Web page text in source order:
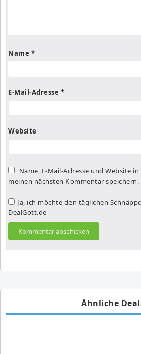
Name *
E-Mail-Adresse *
Website
Name, E-Mail-Adresse und Website
meinen nächsten Kommentar speichern.
Ja, ich möchte den täglichen
DealGott.de
Ähnliche